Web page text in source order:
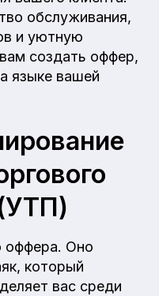
обслуживания,
и уютную
создать оффер,
языке вашей
оффера. Оно
который
вас среди